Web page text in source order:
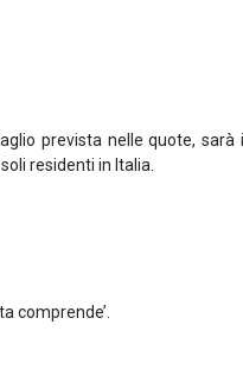
prevista nelle quote,
residenti in Italia.
comprende’.